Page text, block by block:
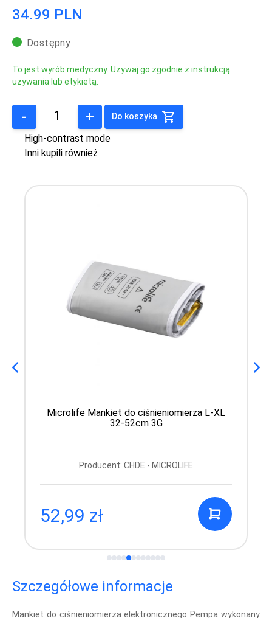
34.99 PLN
Dostępny
To jest wyrób medyczny. Używaj go zgodnie z instrukcją
używania lub etykietą.
- + Do koszyka
High-contrast mode
Inni kupili również
Microlife Mankiet do ciśnieniomierza L-XL
32-52cm 3G
Producent: CHDE - MICROLIFE
52,99 zł
Szczegółowe informacje
Mankiet do ciśnieniomierza elektronicznego Pempa wykonany